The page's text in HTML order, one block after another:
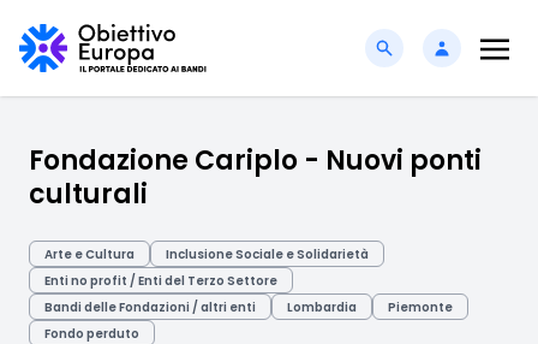
Fondazione Cariplo - Nuovi ponti
culturali
Arte e Cultura
Inclusione Sociale e Solidarietà
Enti no profit / Enti del Terzo Settore
Bandi delle Fondazioni / altri enti
Lombardia
Piemonte
Fondo perduto